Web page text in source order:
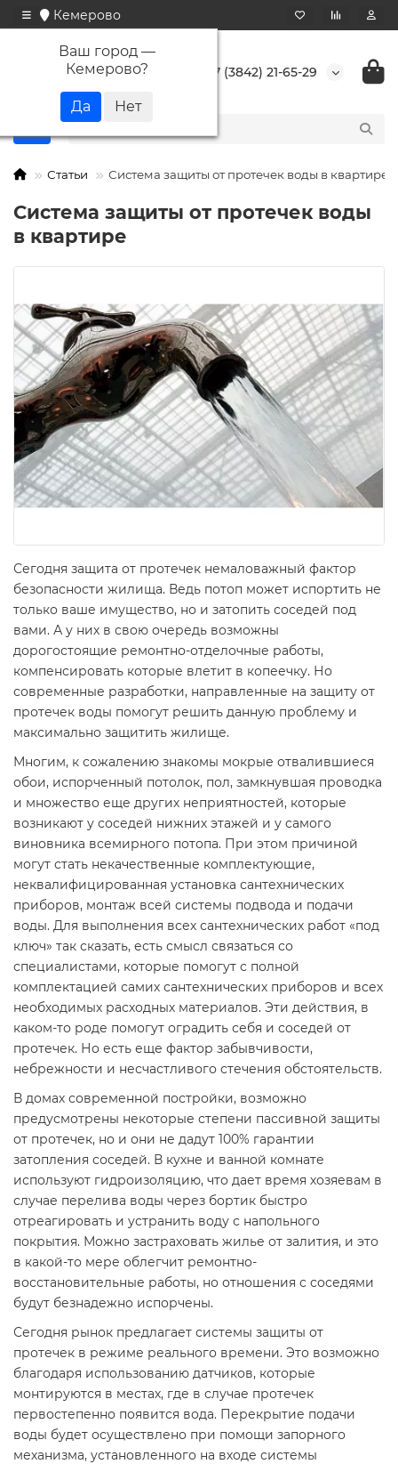
Кемерово
Ваш город —
Кемерово? +7 (3842) 21-65-29
Статьи Система защиты от протечек воды в квартире
Система защиты от протечек воды
в квартире
Сегодня защита от протечек немаловажный фактор
безопасности жилища. Ведь потоп может испортить не
только ваше имущество, но и затопить соседей под
вами. А у них в свою очередь возможны
дорогостоящие ремонтно-отделочные работы,
компенсировать которые влетит в копеечку. Но
современные разработки, направленные на защиту от
протечек воды помогут решить данную проблему и
максимально защитить жилище.
Многим, к сожалению знакомы мокрые отвалившиеся
обои, испорченный потолок, пол, замкнувшая проводка
и множество еще других неприятностей, которые
возникают у соседей нижних этажей и у самого
виновника всемирного потопа. При этом причиной
могут стать некачественные комплектующие,
неквалифицированная установка сантехнических
приборов, монтаж всей системы подвода и подачи
воды. Для выполнения всех сантехнических работ «под
ключ» так сказать, есть смысл связаться со
специалистами, которые помогут с полной
комплектацией самих сантехнических приборов и всех
необходимых расходных материалов. Эти действия, в
каком-то роде помогут оградить себя и соседей от
протечек. Но есть еще фактор забывчивости,
небрежности и несчастливого стечения обстоятельств.
В домах современной постройки, возможно
предусмотрены некоторые степени пассивной защиты
от протечек, но и они не дадут 100% гарантии
затопления соседей. В кухне и ванной комнате
используют гидроизоляцию, что дает время хозяевам в
случае перелива воды через бортик быстро
отреагировать и устранить воду с напольного
покрытия. Можно застраховать жилье от залития, и это
в какой-то мере облегчит ремонтно-
восстановительные работы, но отношения с соседями
будут безнадежно испорчены.
Сегодня рынок предлагает системы защиты от
протечек в режиме реального времени. Это возможно
благодаря использованию датчиков, которые
монтируются в местах, где в случае протечек
первостепенно появится вода. Перекрытие подачи
воды будет осуществлено при помощи запорного
механизма, установленного на входе системы